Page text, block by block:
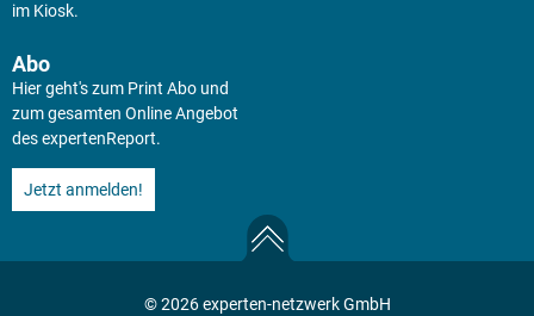
im Kiosk.
Abo
Hier geht's zum Print Abo und
zum gesamten Online Angebot
des expertenReport.
Jetzt anmelden!
© 2026 experten-netzwerk GmbH